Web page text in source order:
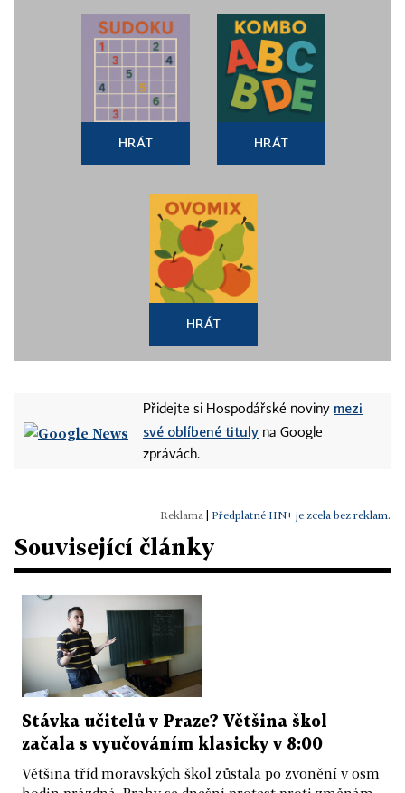
HRÁT HRÁT
HRÁT
Přidejte si Hospodářské noviny mezi
své oblíbené tituly na Google
zprávách.
Předplatné HN+ je zcela bez reklam.
Související články
Stávka učitelů v Praze? Většina škol
začala s vyučováním klasicky v 8:00
Většina tříd moravských škol zůstala po zvonění v osm